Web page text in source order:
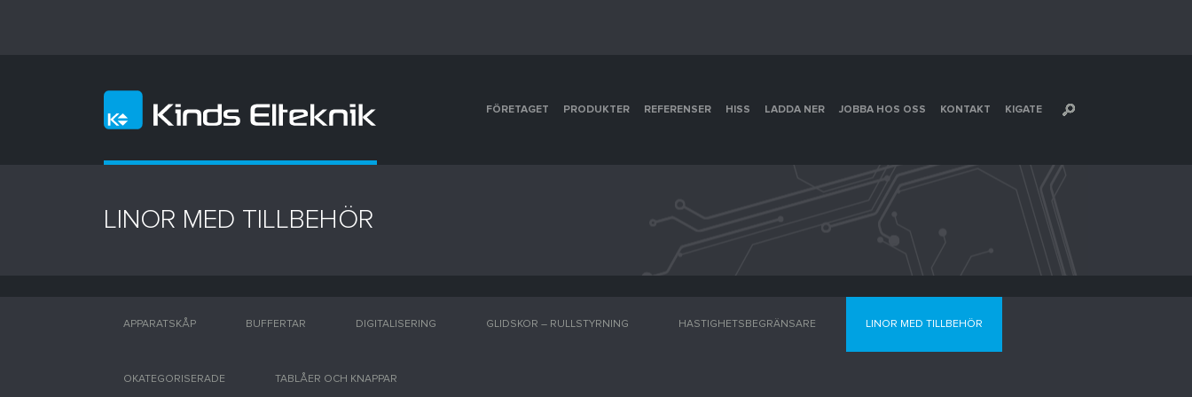
FÖRETAGET PRODUKTER REFERENSER HISS LADDA NER JOBBA HOS OSS KONTAKT KIGATE
LINOR MED TILLBEHÖR
APPARATSKÅP BUFFERTAR DIGITALISERING GLIDSKOR – RULLSTYRNING HASTIGHETSBEGRÄNSARE LINOR MED TILLBEHÖR
OKATEGORISERADE TABLÅER OCH KNAPPAR